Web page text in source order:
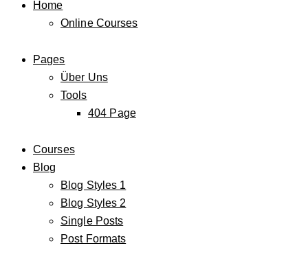
Home
Online Courses
Pages
Über Uns
Tools
404 Page
Courses
Blog
Blog Styles 1
Blog Styles 2
Single Posts
Post Formats